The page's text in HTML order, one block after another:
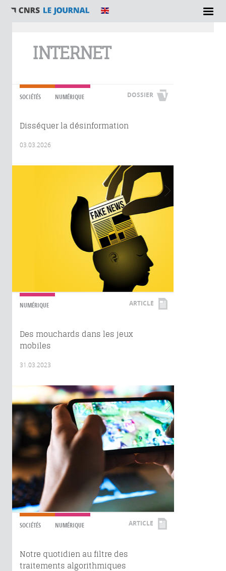
INTERNET
SOCIÉTÉS NUMÉRIQUE DOSSIER
Disséquer la désinformation
03.03.2026
NUMÉRIQUE ARTICLE
Des mouchards dans les jeux
mobiles
31.03.2023
SOCIÉTÉS NUMÉRIQUE ARTICLE
Notre quotidien au filtre des
traitements algorithmiques